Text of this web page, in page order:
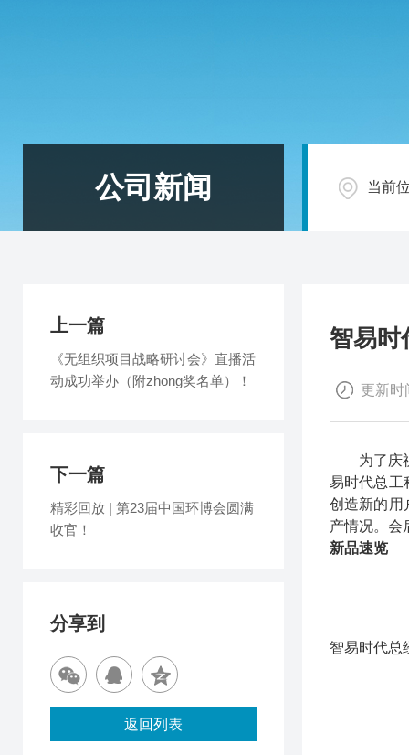
公司新闻 当前
智易时
更新时
为了庆
易时代总工
创造新的用
产情况。会
新品速览
智易时代总
上一篇
《无组织项目战略研讨会》直播活
动成功举办（附zhong奖名单）！
下一篇
精彩回放 | 第23届中国环博会圆满
收官！
分享到
返回列表